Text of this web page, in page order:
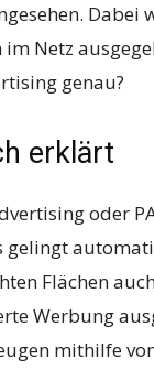
Dabei
Netz
genau?
erklärt
oder
gelingt
Flächen
Werbung
mithilfe